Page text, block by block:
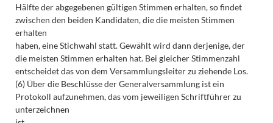
Hälfte der abgegebenen gültigen Stimmen erhalten, so findet
zwischen den beiden Kandidaten, die die meisten Stimmen
erhalten
haben, eine Stichwahl statt. Gewählt wird dann derjenige, der
die meisten Stimmen erhalten hat. Bei gleicher Stimmenzahl
entscheidet das von dem Versammlungsleiter zu ziehende Los.
(6) Über die Beschlüsse der Generalversammlung ist ein
Protokoll aufzunehmen, das vom jeweiligen Schriftführer zu
unterzeichnen